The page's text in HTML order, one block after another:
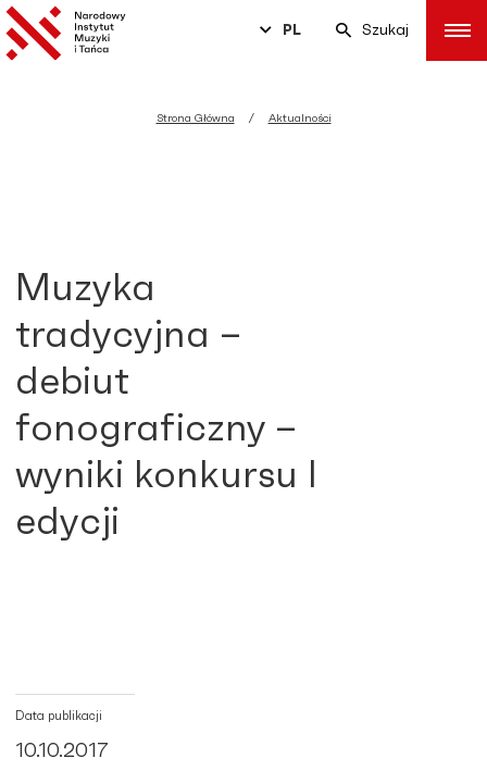
PL Szukaj
Strona Główna Aktualności
Muzyka
tradycyjna –
debiut
fonograficzny –
wyniki konkursu I
edycji
Data publikacji
10.10.2017